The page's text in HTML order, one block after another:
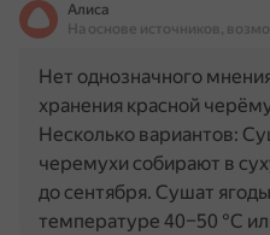
Алиса
На основе источников,
Нет однозначного
хранения красной
Несколько вариантов:
черемухи собирают в
до сентября. Сушат
температуре 40–50 °C